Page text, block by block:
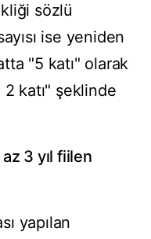
sözlü
ise yeniden
"5 katı" olarak
katı" şeklinde
3 yıl fiilen
yapılan